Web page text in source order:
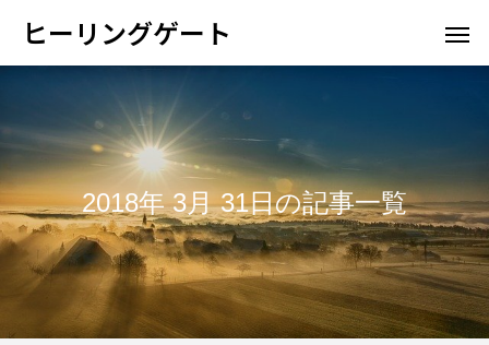
ヒーリングゲート
2018年 3月 31日の記事一覧